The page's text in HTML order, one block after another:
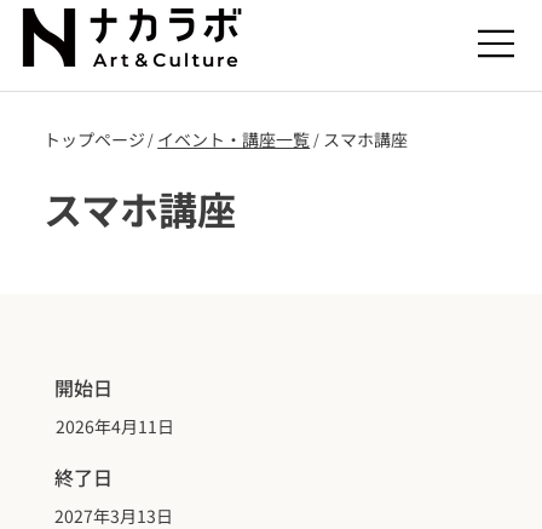
トップページ / ​イベント・講座一覧 / スマホ講座
スマホ講座
開始日
2026年4月11日
終了日
2027年3月13日